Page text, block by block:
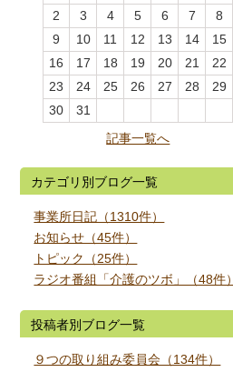
2
3 4 5 6 7
8
9
10 11 12 13 14
15
16
17 18 19 20 21
22
23
24 25 26 27 28
29
30
31
記事一覧へ
カテゴリ別ブログ一覧
事業所日記（1310件）
お知らせ（45件）
トピック（25件）
ラジオ番組「介護のツボ」（48件）
投稿者別ブログ一覧
９つの取り組み委員会（134件）